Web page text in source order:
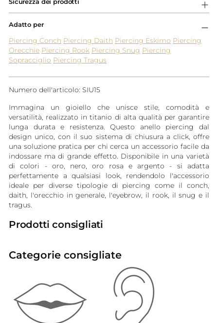
Adatto per
Piercing Conch Piercing Daith Piercing Eskimo Piercing
Orecchie Piercing Rook Piercing Snug Piercing
Sopracciglio Piercing Tragus
Numero dell'articolo: SIU15
Immagina un gioiello che unisce stile, comodità e
versatilità, realizzato in titanio di alta qualità per garantire
lunga durata e resistenza. Questo anello piercing dal
design unico, con il suo sistema di chiusura a click, offre
una soluzione pratica per chi cerca un accessorio facile da
indossare ma di grande effetto. Disponibile in una varietà
di colori - oro, nero, oro rosa e argento - si adatta
perfettamente a qualsiasi look, rendendolo l'accessorio
ideale per diverse tipologie di piercing come il conch,
daith, l'orecchio in generale, l'eyebrow, il rook, il snug e il
tragus.
Prodotti consigliati
Categorie consigliate